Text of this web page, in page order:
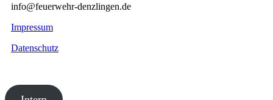
info@feuerwehr-denzlingen.de
Impressum
Datenschutz